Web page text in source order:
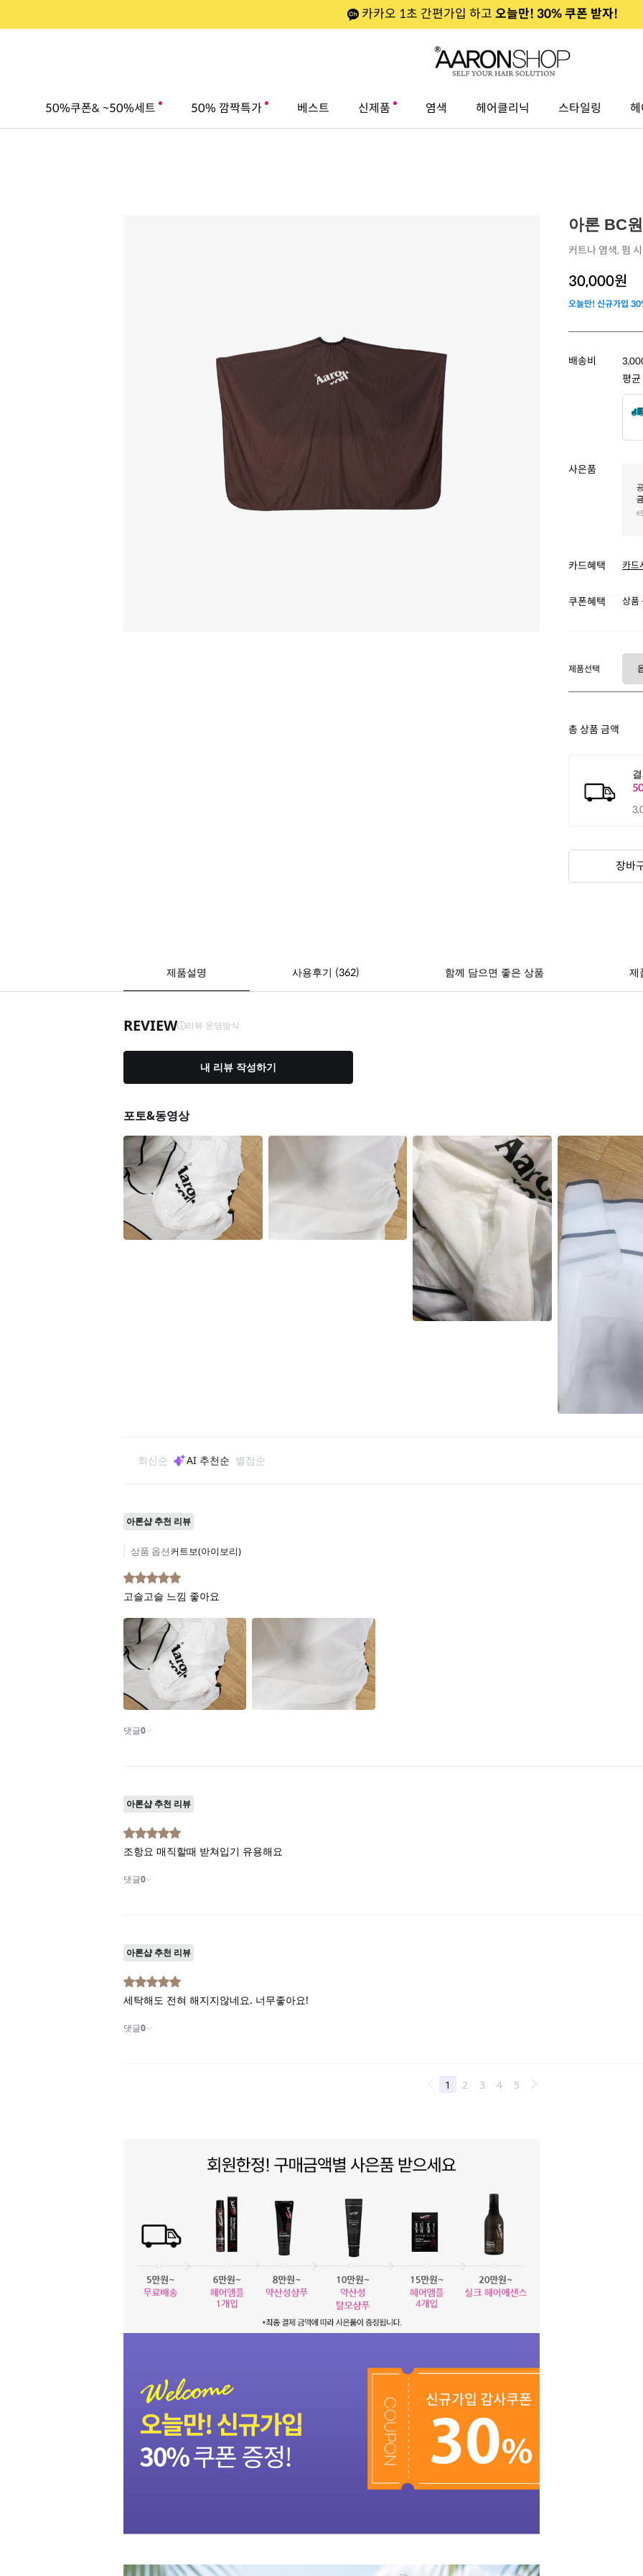
카카오 1초 간편가입 하고 오늘만! 30% 쿠폰 받자!
50%쿠폰& ~50%세트 50% 깜짝특가 베스트 신제품 염색 헤어클리닉 스타일링
아론 BC
커트나 염색, 펌
30,000원
오늘만! 신규가입
배송비
평균
사은품
카드혜택 카드
쿠폰혜택 상품
제품선택
총 상품 금액
장바
제품설명 사용후기 (362) 함께 담으면 좋은 상품 제